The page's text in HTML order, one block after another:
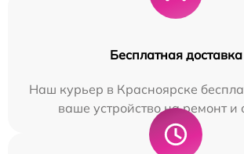
Бесплатная доставка
Наш курьер в Красноярске
ваше устройство на ремонт и